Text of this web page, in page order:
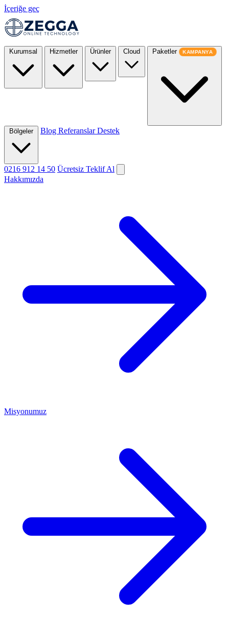
İçeriğe geç
Kurumsal Hizmetler Ürünler Cloud Paketler KAMPANYA
Bölgeler Blog ReferanslarDestek
0216 912 14 50 Ücretsiz Teklif Al
Hakkımızda
Misyonumuz